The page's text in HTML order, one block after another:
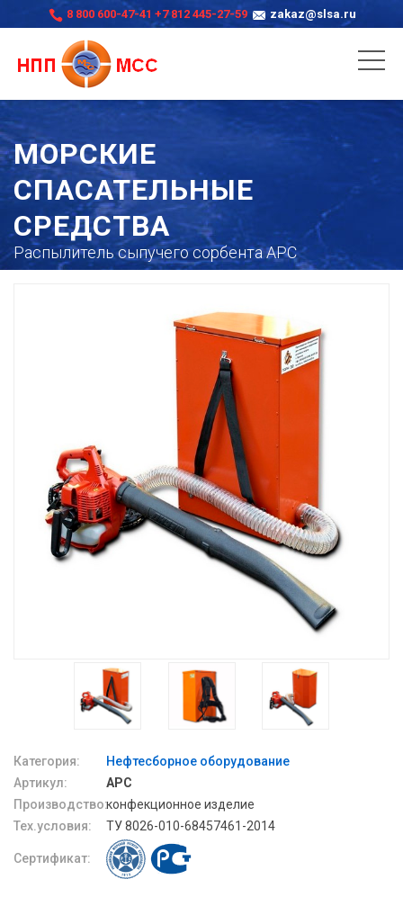
8 800 600-47-41 +7 812 445-27-59 zakaz@slsa.ru
МОРСКИЕ
СПАСАТЕЛЬНЫЕ
СРЕДСТВА
Распылитель сыпучего сорбента АРС
Категория:
Нефтесборное оборудование
Артикул:
АРС
Производство:конфекционное изделие
Тех.условия:
ТУ 8026-010-68457461-2014
Сертификат: